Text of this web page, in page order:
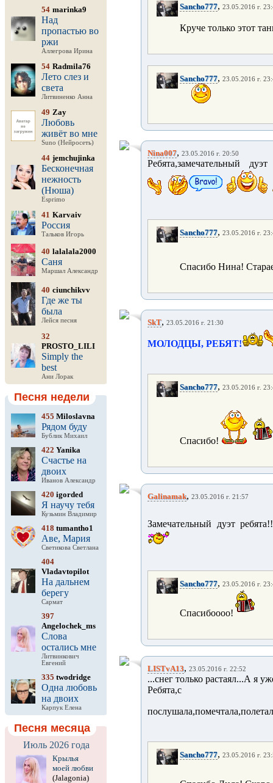
54 marinka9
Над
пропастью во
ржи
Аллегрова Ирина
54 Radmila76
Лето слез и
света
Литвиненко Анна
49 Zay
Любовь
живёт во мне
Suno (Нейросеть)
44 jemchujinka
Бесконечная
нежность
(Нюша)
Esprimo
41 Karvaiv
Россия
Тальков Игорь
40 lalalala2000
Саня
Маршал Александр
40 ciunchikvv
Где же ты
была
Лейся песня
32
PROSTO_LILI
Simply the
best
Ани Лорак
Песня недели
455 Miloslavna
Рядом буду
Бублик Михаил
422 Yanika
Счастье на
двоих
Иванов Александр
420 igorded
Я научу тебя
Кузьмин Владимир
418 tumantho1
Аве, Мария
Светикова Светлана
404
Vladavtopilot
На дальнем
берегу
Сармат
397
Angelochek_ms
Слова
остались мне
Литвинкович
Евгений
335 twodridge
Одна любовь
на двоих
Карпук Елена
Песня месяца
Июль 2026 года
Крылья
моей любви
(Jalagonia)
Sancho777, 23.05.2016 г.
Круче только этот
Sancho777, 23.05.2016 г.
Nina007, 23.05.2016 г. 20:50
Ребята,замечательный
Sancho777, 23.05.2016 г.
Спасибо Нина!
SkT, 23.05.2016 г. 21:30
МОЛОДЦЫ, РЕБЯТ!
Sancho777, 23.05.2016 г.
Спасибо!
Galinamak, 23.05.2016 г. 21:57
Замечательный дуэт
Sancho777, 23.05.2016 г.
Спасибоооо!
LISTvA13, 23.05.2016 г. 22:52
...снег только растаял...А я
Ребята,с
Sancho777, 23.05.2016 г.